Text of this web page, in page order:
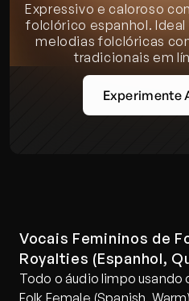
Expressivo e caloroso
folclórico espanhol. Ideal
melodias folclóricas
tradicionais em
Experimente
Vocais Femininos de
Royalties (Espanhol,
Todo o áudio limpo
Folk Female (Spanish,